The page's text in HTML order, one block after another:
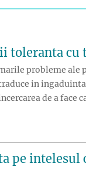
toleranta cu
probleme ale
in
de a face
pe